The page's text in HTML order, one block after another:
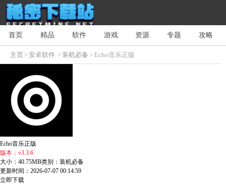
首页 精品 软件 游戏 资源 专题 攻略
主页>安卓软件 >装机必备 > Echo音乐正版
Echo音乐正版
版本：v3.3.6
大小：40.75MB类别：装机必备
更新时间：2026-07-07 00:14:59
立即下载